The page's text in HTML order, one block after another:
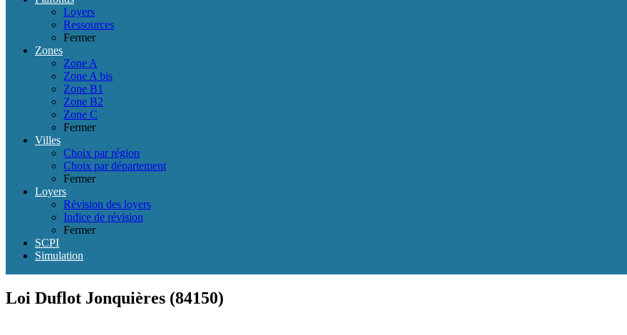
Loyers
Ressources
Fermer
Zones
Zone A
Zone A bis
Zone B1
Zone B2
Zone C
Fermer
Villes
Choix par région
Choix par département
Fermer
Loyers
Révision des loyers
Indice de révision
Fermer
SCPI
Simulation
Loi Duflot Jonquières (84150)